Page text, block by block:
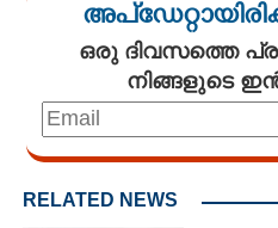
ഒരു ദിവസത്തെ
നിങ്ങളുടെ
RELATED NEWS